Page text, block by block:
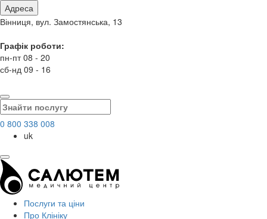
Адреса
Вінниця, вул. Замостянська, 13
Графік роботи:
пн-пт 08 - 20
сб-нд 09 - 16
0 800 338 008
uk
Послуги та ціни
Про Клініку